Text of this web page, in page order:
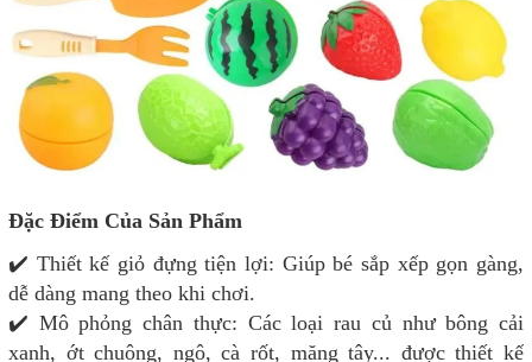
Đặc Điểm Của Sản Phẩm
✔️ Thiết kế giỏ đựng tiện lợi: Giúp bé sắp xếp gọn gàng,
dễ dàng mang theo khi chơi.
✔️ Mô phỏng chân thực: Các loại rau củ như bông cải
xanh, ớt chuông, ngô, cà rốt, măng tây... được thiết kế